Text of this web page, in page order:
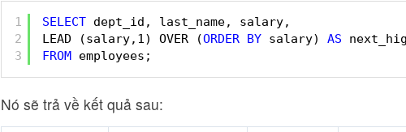
1
2
3
SELECT dept_id, last_name, salary,
LEAD (salary,1) OVER (ORDER BY salary) AS
FROM employees;
Nó sẽ trả về kết quả sau: